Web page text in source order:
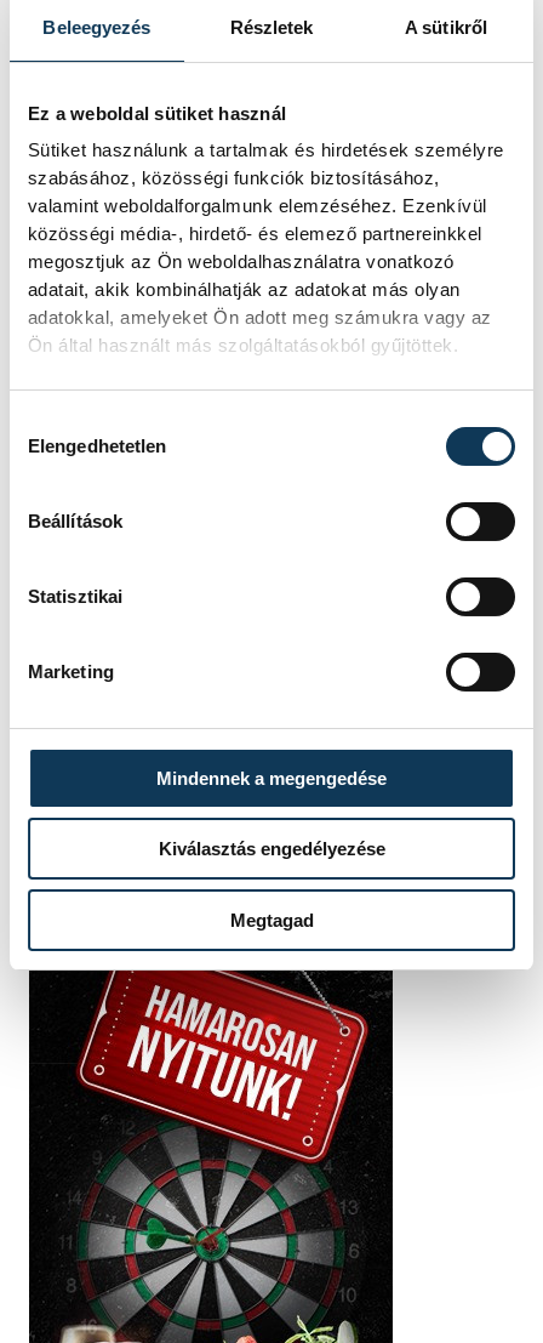
Beleegyezés Részletek A sütikről
Ez a weboldal sütiket használ
Sütiket használunk a tartalmak és hirdetések személyre
szabásához, közösségi funkciók biztosításához,
valamint weboldalforgalmunk elemzéséhez. Ezenkívül
közösségi média-, hirdető- és elemező partnereinkkel
megosztjuk az Ön weboldalhasználatra vonatkozó
adatait, akik kombinálhatják az adatokat más olyan
adatokkal, amelyeket Ön adott meg számukra vagy az
Ön által használt más szolgáltatásokból gyűjtöttek.
Elengedhetetlen
Beállítások
Statisztikai
Marketing
Mindennek a megengedése
Kiválasztás engedélyezése
Megtagad
közösségének munkáját. Vezetői
tevékenysége eredményeként a Gyulaffy
folyamatosan bővülő és jól működő
kapcsolatrendszert épített ki külső
intézményekkel, s az intézmény
meghatározó szerepet játszik a városrész,
Gyulafirátót kulturális és közösségi
életében.
közélet
Hadnagy László-díj
Melinda
FOTÓS
Szalai
Csaba